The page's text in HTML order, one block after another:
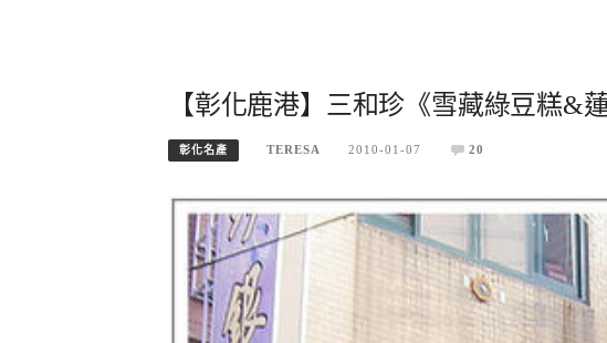
【彰化鹿港】三和珍《雪藏綠豆糕&
彰化名產 TERESA 2010-01-07 20